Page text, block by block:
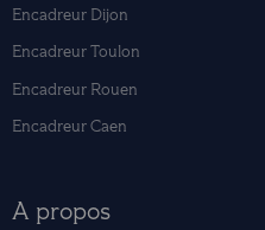
Encadreur Dijon
Encadreur Toulon
Encadreur Rouen
Encadreur Caen
A propos